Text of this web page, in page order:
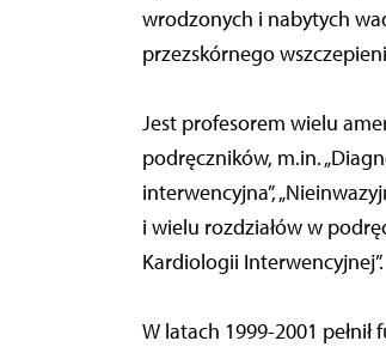
wrodzonych i nabytych
przezskórnego
Jest profesorem wielu
podręczników, m.in.
interwencyjna”,
i wielu rozdziałów w
Kardiologii Interwencyjnej”.
W latach 1999-2001